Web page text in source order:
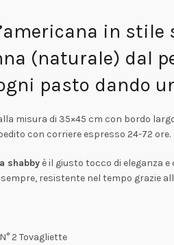
€
in
(naturale) dal
pasto dando
misura di 35×45 cm con bordo
con corriere espresso 24-72 ore.
shabby è il giusto tocco di eleganza
resistente nel tempo grazie
2 Tovagliette